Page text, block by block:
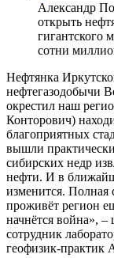
Александр
открыть
гигантского
сотни
Нефтянка
нефтегазодобычи
окрестил наш
Конторович)
благоприятных
вышли
сибирских недр
нефти. И в
изменится. Полная
проживёт регион
начнётся война»,
сотрудник
геофизик-практик